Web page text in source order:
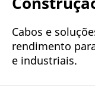
Cabos e
rendimento
e industriais.